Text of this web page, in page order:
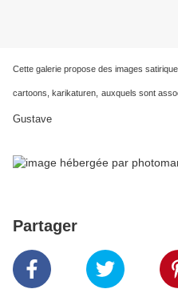
Cette galerie propose des images
cartoons, karikaturen, auxquels sont
Gustave
Partager